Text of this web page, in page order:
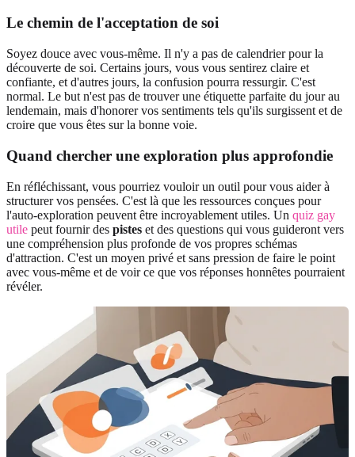
Le chemin de l'acceptation de soi
Soyez douce avec vous-même. Il n'y a pas de calendrier pour la
découverte de soi. Certains jours, vous vous sentirez claire et
confiante, et d'autres jours, la confusion pourra ressurgir. C'est
normal. Le but n'est pas de trouver une étiquette parfaite du jour au
lendemain, mais d'honorer vos sentiments tels qu'ils surgissent et de
croire que vous êtes sur la bonne voie.
Quand chercher une exploration plus approfondie
En réfléchissant, vous pourriez vouloir un outil pour vous aider à
structurer vos pensées. C'est là que les ressources conçues pour
l'auto-exploration peuvent être incroyablement utiles. Un quiz gay
utile peut fournir des pistes et des questions qui vous guideront vers
une compréhension plus profonde de vos propres schémas
d'attraction. C'est un moyen privé et sans pression de faire le point
avec vous-même et de voir ce que vos réponses honnêtes pourraient
révéler.